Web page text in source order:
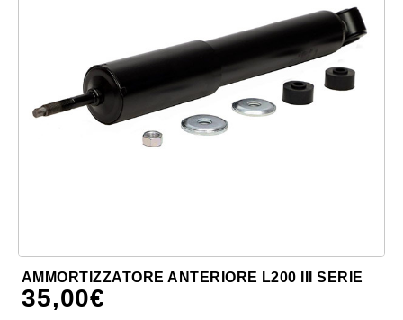
AMMORTIZZATORE ANTERIORE L200 III SERIE
35,00€